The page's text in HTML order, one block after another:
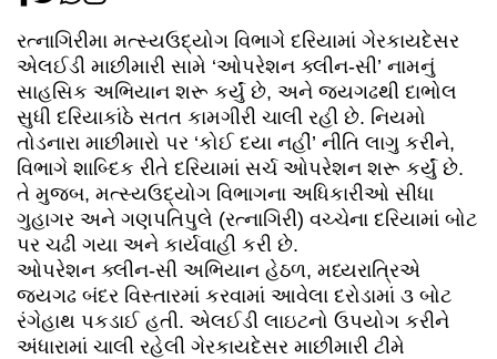
રત્નાગિરીમા મત્સ્યઉદ્યોગ વિભાગે દરિયામાં ગેરકાયદેસર
એલઈડી માછીમારી સામે ‘ઓપરેશન ક્લીન-સી’ નામનું
સાહસિક અભિયાન શરૂ કર્યું છે, અને જયગઢથી દાભોલ
સુધી દરિયાકાંઠે સતત કામગીરી ચાલી રહી છે. નિયમો
તોડનારા માછીમારો પર ‘કોઈ દયા નહીં’ નીતિ લાગુ કરીને,
વિભાગે શાબ્દિક રીતે દરિયામાં સર્ચ ઓપરેશન શરૂ કર્યું છે.
તે મુજબ, મત્સ્યઉદ્યોગ વિભાગના અધિકારીઓ સીધા
ગુહાગર અને ગણપતિપુલે (રત્નાગિરી) વચ્ચેના દરિયામાં બોટ
પર ચઢી ગયા અને કાર્યવાહી કરી છે.
ઓપરેશન ક્લીન-સી અભિયાન હેઠળ, મધ્યરાત્રિએ
જયગઢ બંદર વિસ્તારમાં કરવામાં આવેલા દરોડામાં ૩ બોટ
રંગેહાથ પકડાઈ હતી. એલઈડી લાઇટનો ઉપયોગ કરીને
અંધારામાં ચાલી રહેલી ગેરકાયદેસર માછીમારી ટીમે